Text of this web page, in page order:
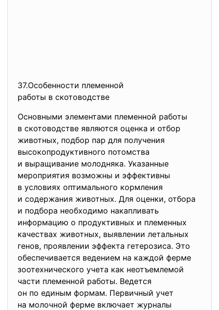
37.Особенности племенной
работы в скотоводстве
Основными элементами племенной работы
в скотоводстве являются оценка и отбор
животных, подбор пар для получения
высокопродуктивного потомства
и выращивание молодняка. Указанные
мероприятия возможны и эффективны
в условиях оптимального кормления
и содержания животных. Для оценки, отбора
и подбора необходимо накапливать
информацию о продуктивных и племенных
качествах животных, выявлении летальных
генов, проявлении эффекта гетерозиса. Это
обеспечивается ведением на каждой ферме
зоотехнического учета как неотъемлемой
части племенной работы. Ведется
он по единым формам. Первичный учет
на молочной ферме включает журналы